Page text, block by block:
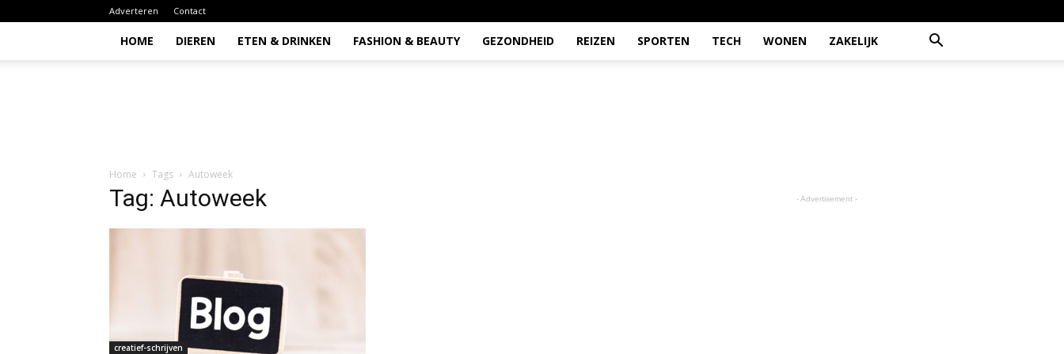
Adverteren Contact
HOME DIEREN ETEN & DRINKEN FASHION & BEAUTY GEZONDHEID REIZEN SPORTEN TECH WONEN ZAKELIJK
Home Tags Autoweek
Tag: Autoweek
creatief-schrijven
- Advertisement -